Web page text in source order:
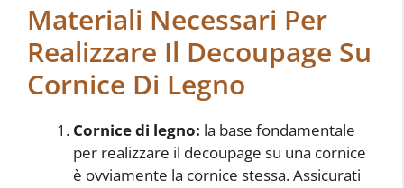
Materiali Necessari Per
Realizzare Il Decoupage Su
Cornice Di Legno
Cornice di legno: la base fondamentale
per realizzare il decoupage su una cornice
è ovviamente la cornice stessa. Assicurati